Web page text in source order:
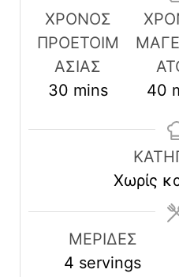
ΧΡΟΝΟΣ
ΠΡΟΕΤΟΙΜ
ΑΣΙΑΣ
30minutes
mins
40
Χωρίς
ΜΕΡΙΔΕΣ
4 servings